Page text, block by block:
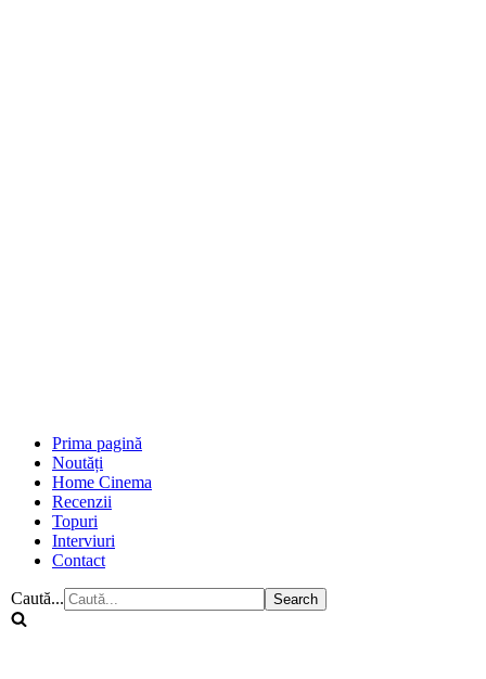
Prima pagină
Noutăți
Home Cinema
Recenzii
Topuri
Interviuri
Contact
Caută...